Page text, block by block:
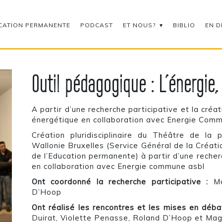
PERMANENTE PODCAST ET NOUS? BIBLIO EN
Outil pédagogique :
A partir d’une recherche participative et la
énergétique en collaboration avec Energie
Création pluridisciplinaire du Théâtre de la
Wallonie Bruxelles (Service Général de la
de l’Education permanente) à partir d’une
en collaboration avec Energie commune asbl
Ont coordonné la recherche participative :
D’Hoop
Ont réalisé les rencontres et les mises en
Duirat, Violette Penasse, Roland D’Hoop et